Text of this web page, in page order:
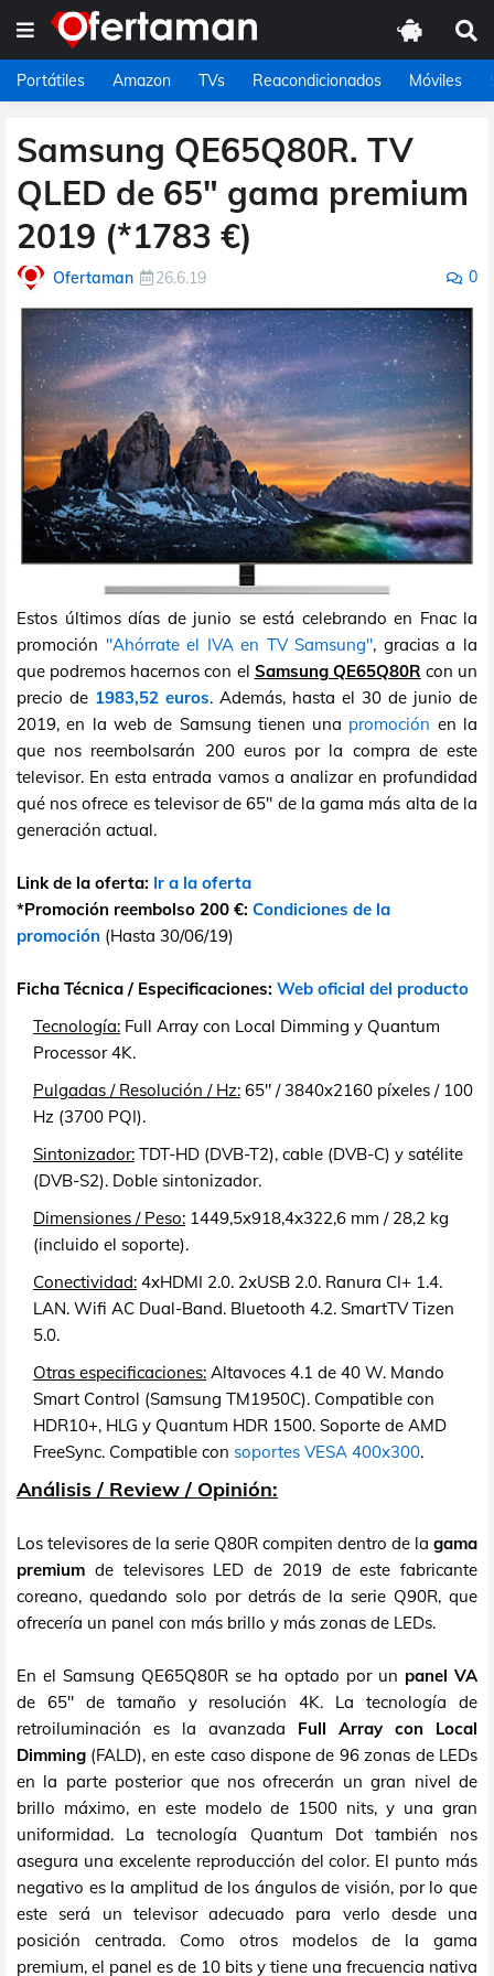
Portátiles Amazon TVs Reacondicionados Móviles
Samsung QE65Q80R. TV
QLED de 65" gama premium
2019 (*1783 €)
Ofertaman 26.6.19 0
Estos últimos días de junio se está celebrando en Fnac la
promoción "Ahórrate el IVA en TV Samsung", gracias a la
que podremos hacernos con el Samsung QE65Q80R con un
precio de 1983,52 euros. Además, hasta el 30 de junio de
2019, en la web de Samsung tienen una promoción en la
que nos reembolsarán 200 euros por la compra de este
televisor. En esta entrada vamos a analizar en profundidad
qué nos ofrece es televisor de 65" de la gama más alta de la
generación actual.
Link de la oferta: Ir a la oferta
*Promoción reembolso 200 €: Condiciones de la
promoción (Hasta 30/06/19)
Ficha Técnica / Especificaciones: Web oficial del producto
Tecnología: Full Array con Local Dimming y Quantum
Processor 4K.
Pulgadas / Resolución / Hz: 65" / 3840x2160 píxeles / 100
Hz (3700 PQI).
Sintonizador: TDT-HD (DVB-T2), cable (DVB-C) y satélite
(DVB-S2). Doble sintonizador.
Dimensiones / Peso: 1449,5x918,4x322,6 mm / 28,2 kg
(incluido el soporte).
Conectividad: 4xHDMI 2.0. 2xUSB 2.0. Ranura CI+ 1.4.
LAN. Wifi AC Dual-Band. Bluetooth 4.2. SmartTV Tizen
5.0.
Otras especificaciones: Altavoces 4.1 de 40 W. Mando
Smart Control (Samsung TM1950C). Compatible con
HDR10+, HLG y Quantum HDR 1500. Soporte de AMD
FreeSync. Compatible con soportes VESA 400x300.
Análisis / Review / Opinión:
Los televisores de la serie Q80R compiten dentro de la gama
premium de televisores LED de 2019 de este fabricante
coreano, quedando solo por detrás de la serie Q90R, que
ofrecería un panel con más brillo y más zonas de LEDs.
En el Samsung QE65Q80R se ha optado por un panel VA
de 65" de tamaño y resolución 4K. La tecnología de
retroiluminación es la avanzada Full Array con Local
Dimming (FALD), en este caso dispone de 96 zonas de LEDs
en la parte posterior que nos ofrecerán un gran nivel de
brillo máximo, en este modelo de 1500 nits, y una gran
uniformidad. La tecnología Quantum Dot también nos
asegura una excelente reproducción del color. El punto más
negativo es la amplitud de los ángulos de visión, por lo que
este será un televisor adecuado para verlo desde una
posición centrada. Como otros modelos de la gama
premium, el panel es de 10 bits y tiene una frecuencia nativa